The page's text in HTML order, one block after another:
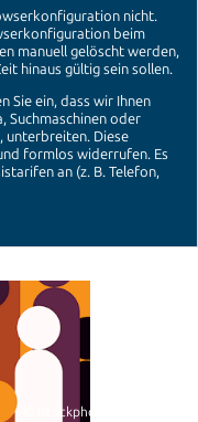
© istockphoto.com/ajijchan